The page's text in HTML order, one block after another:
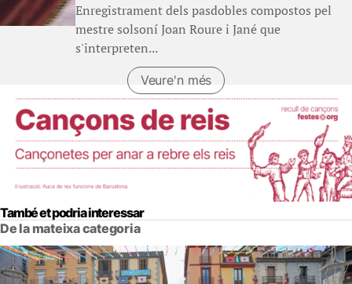
Enregistrament dels pasdobles compostos pel
mestre solsoní Joan Roure i Jané que
s'interpreten...
Veure'n més
(Llibres)
També et podria interessar
De la mateixa categoria